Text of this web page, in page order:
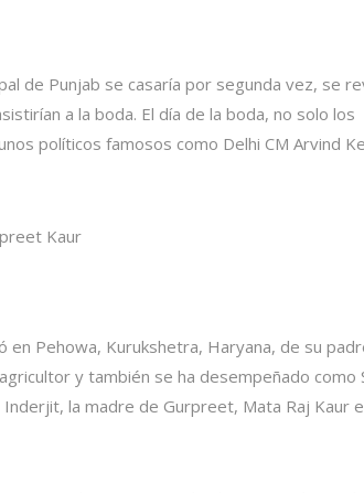
de Punjab se casaría por segunda vez, se
a la boda. El día de la boda, no solo los
políticos famosos como Delhi CM Arvind
en Pehowa, Kurukshetra, Haryana, de su
y también se ha desempeñado como
la madre de Gurpreet, Mata Raj Kaur